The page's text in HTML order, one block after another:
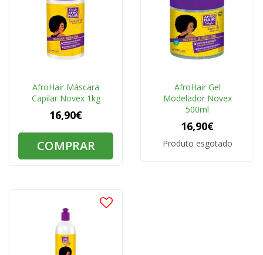
AfroHair Máscara
Capilar Novex 1kg
16,90€
COMPRAR
AfroHair Gel
Modelador Novex
500ml
16,90€
Produto esgotado